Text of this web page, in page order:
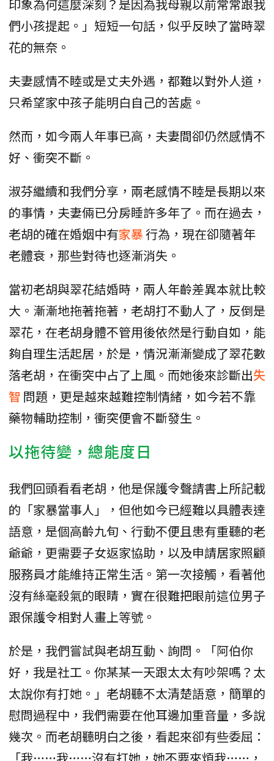
印象為何這麼深刻？是因為我母親以前常常跟我
們小孩提起。」短短一句話，似乎反映了當時翠
花的無奈。
夫妻感情不睦或是丈夫外遇，都難以對外人道，
只希望家中孩子能明白自己的苦處。
然而，如今兩人年事已高，夫妻間卻仍然感情不
好、衝突不斷。
淑芬繼續和我們分享，兩老感情不睦是長期以來
的事情，夫妻倆已分房睡許多年了。而在過去，
老胡的確在婚姻中有家暴行為，現在卻隨著年
老體衰，那些對待也逐漸消失。
當初老胡與翠花結婚時，兩人年齡差異本就比較
大。漸漸地拖著拖著，老胡打不動人了，反倒是
翠花，在老胡身體不管用後依然是行動自如，能
夠自理生活起居，於是，情況漸漸變成了翠花數
落老胡，在衝突中占了上風。而她後來診斷出失
智 問題，更是越來越難控制情緒，如今若不靠
藥物輔助控制，衝突便會不斷發生。
以拖待變，總能度日
我們回頭看看老胡，他是保護令聲請書上所記載
的「家暴當事人」，但他如今已經難以具體表達
語意，是個高齡九旬、行動不便且患有重聽的老
爺爺，更需要子女返家協助，以及申請居家照顧
服務員才能維持正常生活。第一次接觸，看著他
沒有絲毫殺氣的眼睛，實在很難把眼前這位男子
跟保護令相對人畫上等號。
於是，我們嘗試與老胡互動、詢問。「阿伯你
好，我是社工。你某某一天跟太太有吵架嗎？太
太說你有打她。」老胡聽不太清楚語意，簡單的
慰問過程中，我們需要在他耳邊加重音量，多說
幾次。而老胡聽明白之後，看起來卻有些委屈：